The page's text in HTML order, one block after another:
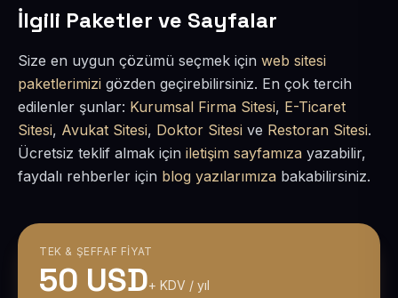
İlgili Paketler ve Sayfalar
Size en uygun çözümü seçmek için web sitesi
paketlerimizi gözden geçirebilirsiniz. En çok tercih
edilenler şunlar: Kurumsal Firma Sitesi, E-Ticaret
Sitesi, Avukat Sitesi, Doktor Sitesi ve Restoran Sitesi.
Ücretsiz teklif almak için iletişim sayfamıza yazabilir,
faydalı rehberler için blog yazılarımıza bakabilirsiniz.
TEK & ŞEFFAF FIYAT
50 USD+ KDV / yıl